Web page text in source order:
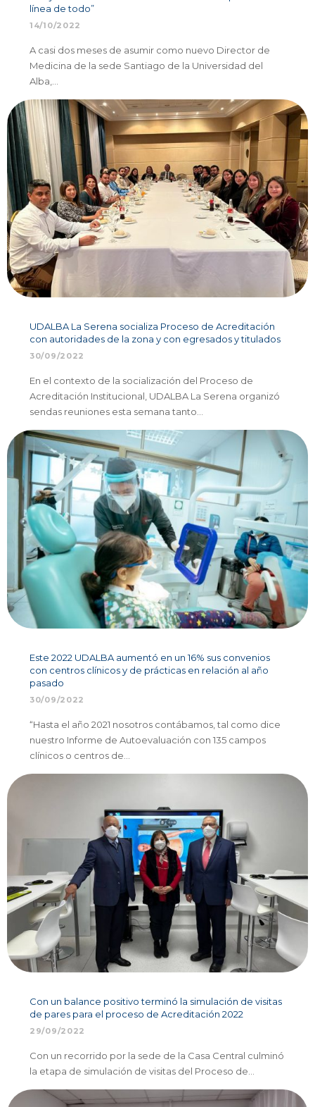
línea de todo”
14/10/2022
A casi dos meses de asumir como nuevo Director de
Medicina de la sede Santiago de la Universidad del
Alba,…
UDALBA La Serena socializa Proceso de Acreditación
con autoridades de la zona y con egresados y titulados
30/09/2022
En el contexto de la socialización del Proceso de
Acreditación Institucional, UDALBA La Serena organizó
sendas reuniones esta semana tanto…
Este 2022 UDALBA aumentó en un 16% sus convenios
con centros clínicos y de prácticas en relación al año
pasado
30/09/2022
“Hasta el año 2021 nosotros contábamos, tal como dice
nuestro Informe de Autoevaluación con 135 campos
clínicos o centros de…
Con un balance positivo terminó la simulación de visitas
de pares para el proceso de Acreditación 2022
29/09/2022
Con un recorrido por la sede de la Casa Central culminó
la etapa de simulación de visitas del Proceso de…